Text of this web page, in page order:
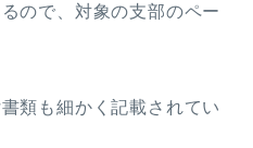
ので、対象の支部のペー
類も細かく記載されてい